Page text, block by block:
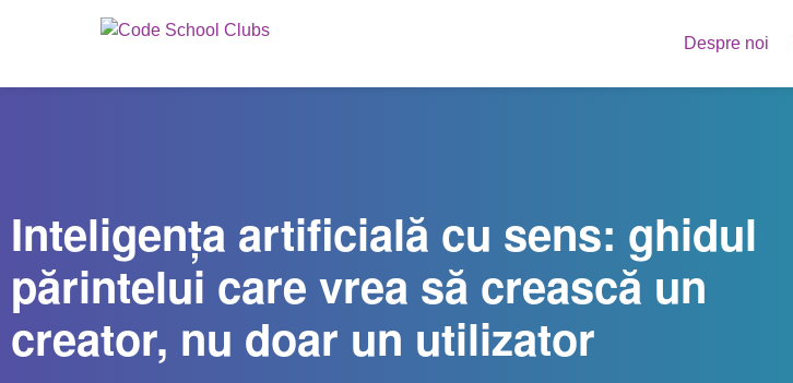
Despre noi
Inteligența artificială cu sens: ghidul
părintelui care vrea să crească un
creator, nu doar un utilizator